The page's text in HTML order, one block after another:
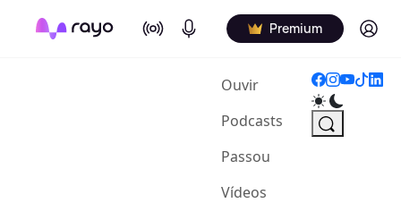
On Air Podcasts Premium Log in
Ouvir(current)
Podcasts
Passou
Vídeos